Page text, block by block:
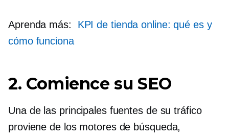
Aprenda más: KPI de tienda online: qué es y
cómo funciona
2. Comience su SEO
Una de las principales fuentes de su tráfico
proviene de los motores de búsqueda,